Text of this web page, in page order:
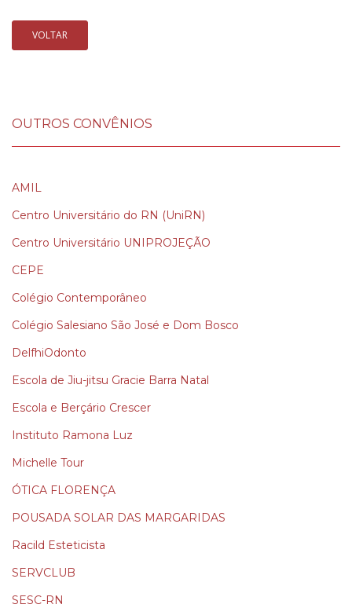
VOLTAR
OUTROS CONVÊNIOS
AMIL
Centro Universitário do RN (UniRN)
Centro Universitário UNIPROJEÇÃO
CEPE
Colégio Contemporâneo
Colégio Salesiano São José e Dom Bosco
DelfhiOdonto
Escola de Jiu-jitsu Gracie Barra Natal
Escola e Berçário Crescer
Instituto Ramona Luz
Michelle Tour
ÓTICA FLORENÇA
POUSADA SOLAR DAS MARGARIDAS
Racild Esteticista
SERVCLUB
SESC-RN